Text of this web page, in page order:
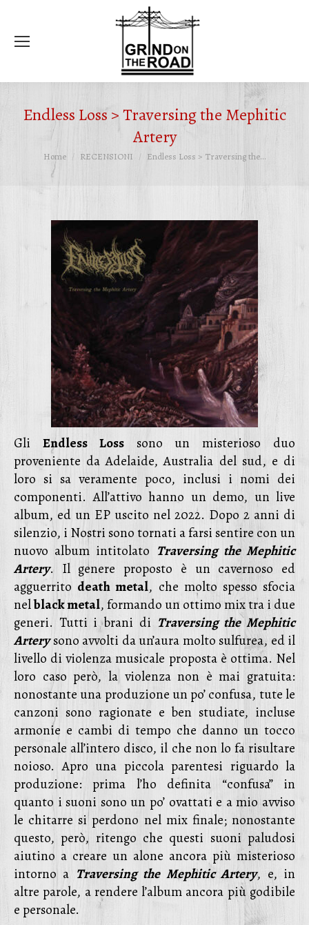
Endless Loss > Traversing the Mephitic
Artery
Tu sei qui:
Home RECENSIONI Endless Loss > Traversing the…
Gli Endless Losssono un misterioso duo
proveniente da Adelaide, Australia del sud, e di
loro si sa veramente poco, inclusi i nomi dei
componenti. All’attivo hanno un demo, un live
album, ed un EP uscito nel 2022. Dopo 2 anni di
silenzio, i Nostri sono tornati a farsi sentire con un
nuovo album intitolato Traversing the Mephitic
Artery. Il genere proposto è un cavernoso ed
agguerrito death metal, che molto spesso sfocia
nelblack metal, formando un ottimo mix tra i due
generi. Tutti i brani di Traversing the Mephitic
Arterysono avvolti da un’aura molto sulfurea, ed il
livello di violenza musicale proposta è ottima. Nel
loro caso però, la violenza non è mai gratuita:
nonostante una produzione un po’ confusa, tute le
canzoni sono ragionate e ben studiate, incluse
armonie e cambi di tempo che danno un tocco
personale all’intero disco, il che non lo fa risultare
noioso. Apro una piccola parentesi riguardo la
produzione: prima l’ho definita “confusa” in
quanto i suoni sono un po’ ovattati e a mio avviso
le chitarre si perdono nel mix finale; nonostante
questo, però, ritengo che questi suoni paludosi
aiutino a creare un alone ancora più misterioso
intorno a Traversing the Mephitic Artery, e, in
altre parole, a rendere l’album ancora più godibile
e personale.